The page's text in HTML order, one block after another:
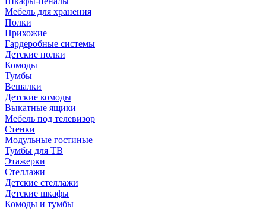
Мебель для хранения
Полки
Прихожие
Гардеробные системы
Детские полки
Комоды
Тумбы
Вешалки
Детские комоды
Выкатные ящики
Мебель под телевизор
Стенки
Модульные гостиные
Тумбы для ТВ
Этажерки
Стеллажи
Детские стеллажи
Детские шкафы
Комоды и тумбы